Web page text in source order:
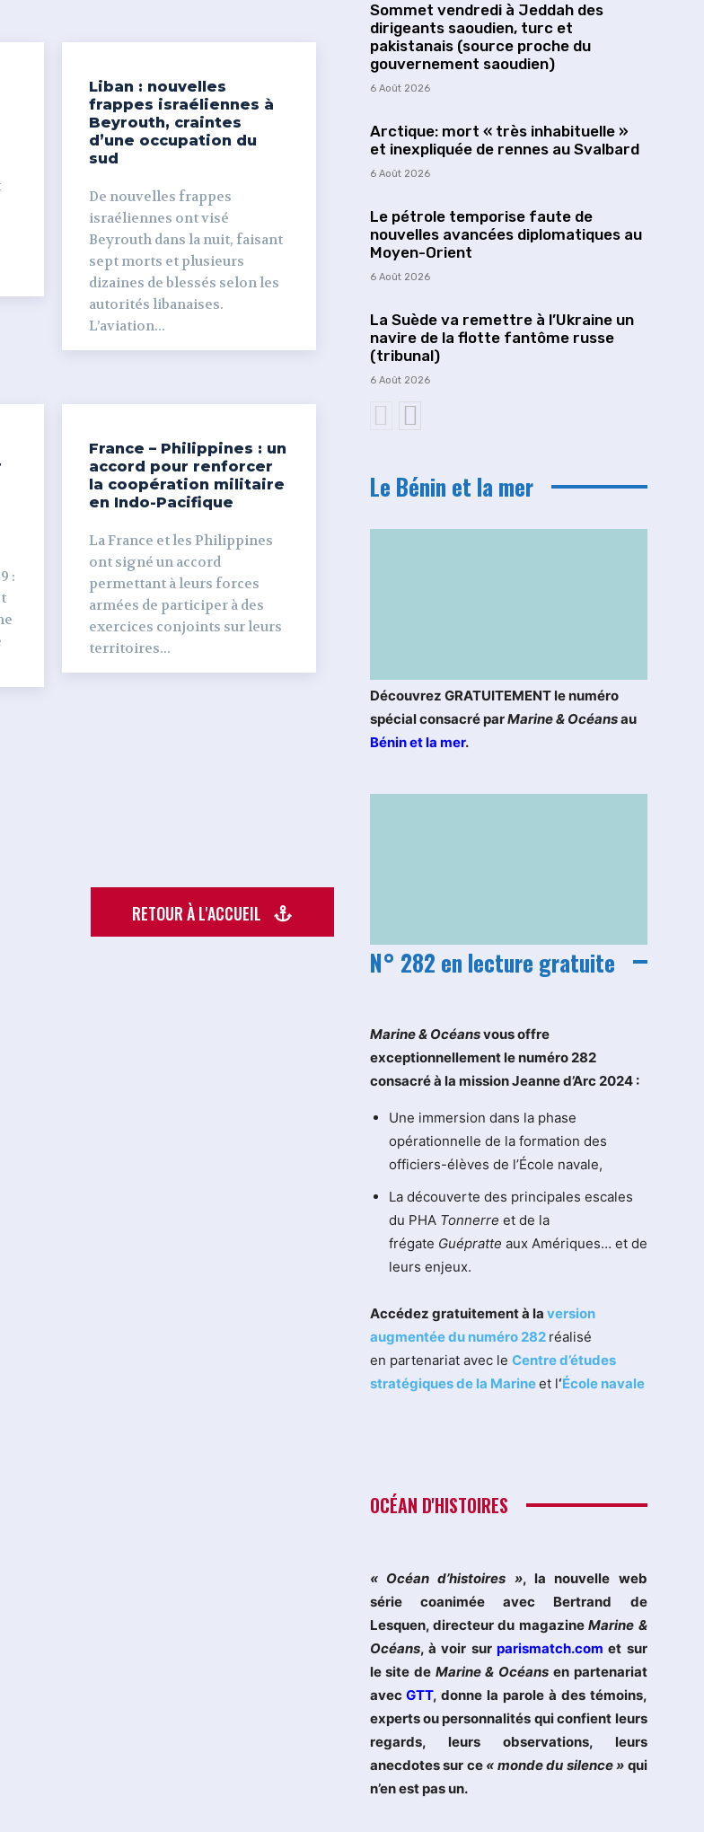
Liban : nouvelles
frappes israéliennes à
Beyrouth, craintes
d’une occupation du
sud
De nouvelles frappes
israéliennes ont visé
Beyrouth dans la nuit, faisant
sept morts et plusieurs
dizaines de blessés selon les
autorités libanaises.
L’aviation...
:
France – Philippines : un
accord pour renforcer
la coopération militaire
en Indo-Pacifique
La France et les Philippines
ont signé un accord
permettant à leurs forces
armées de participer à des
exercices conjoints sur leurs
territoires...
RETOUR À L'ACCUEIL
Sommet vendredi à Jeddah des
dirigeants saoudien, turc et
pakistanais (source proche du
gouvernement saoudien)
6 Août 2026
Arctique: mort « très inhabituelle »
et inexpliquée de rennes au Svalbard
6 Août 2026
Le pétrole temporise faute de
nouvelles avancées diplomatiques au
Moyen-Orient
6 Août 2026
La Suède va remettre à l’Ukraine un
navire de la flotte fantôme russe
(tribunal)
6 Août 2026
Le Bénin et la mer
Découvrez GRATUITEMENT le numéro
spécial consacré parMarine & Océansau
Bénin et la mer.
N° 282 en lecture gratuite
Marine & Océansvous offre
exceptionnellement le numéro 282
consacré à la mission Jeanne d’Arc 2024 :
Une immersion dans la phase
opérationnelle de la formation des
officiers-élèves de l’École navale,
La découverte des principales escales
du PHA Tonnerre et de la
frégate Guépratte aux Amériques… et de
leurs enjeux.
Accédez gratuitement à la version
augmentée du numéro 282 réalisé
en partenariat avec le Centre d’études
stratégiques de la Marineet l‘École navale
OCÉAN D'HISTOIRES
« Océan d’histoires », la nouvelle web
série coanimée avec Bertrand de
Lesquen, directeur du magazineMarine &
Océans, à voir sur parismatch.com et sur
le site de Marine & Océans en partenariat
avecGTT, donne la parole à des témoins,
experts ou personnalités qui confient leurs
regards, leurs observations, leurs
anecdotes sur ce « monde du silence » qui
n’en est pas un.